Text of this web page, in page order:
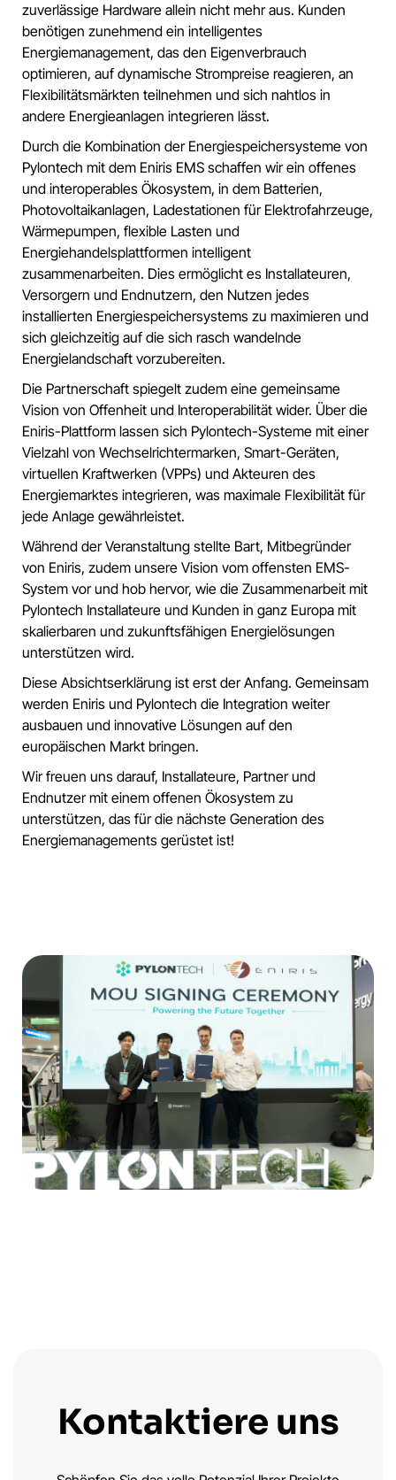
zuverlässige Hardware allein nicht mehr aus. Kunden
benötigen zunehmend ein intelligentes
Energiemanagement, das den Eigenverbrauch
optimieren, auf dynamische Strompreise reagieren, an
Flexibilitätsmärkten teilnehmen und sich nahtlos in
andere Energieanlagen integrieren lässt.
Durch die Kombination der Energiespeichersysteme von
Pylontech mit dem Eniris EMS schaffen wir ein offenes
und interoperables Ökosystem, in dem Batterien,
Photovoltaikanlagen, Ladestationen für Elektrofahrzeuge,
Wärmepumpen, flexible Lasten und
Energiehandelsplattformen intelligent
zusammenarbeiten. Dies ermöglicht es Installateuren,
Versorgern und Endnutzern, den Nutzen jedes
installierten Energiespeichersystems zu maximieren und
sich gleichzeitig auf die sich rasch wandelnde
Energielandschaft vorzubereiten.
Die Partnerschaft spiegelt zudem eine gemeinsame
Vision von Offenheit und Interoperabilität wider. Über die
Eniris-Plattform lassen sich Pylontech-Systeme mit einer
Vielzahl von Wechselrichtermarken, Smart-Geräten,
virtuellen Kraftwerken (VPPs) und Akteuren des
Energiemarktes integrieren, was maximale Flexibilität für
jede Anlage gewährleistet.
Während der Veranstaltung stellte Bart, Mitbegründer
von Eniris, zudem unsere Vision vom offensten EMS-
System vor und hob hervor, wie die Zusammenarbeit mit
Pylontech Installateure und Kunden in ganz Europa mit
skalierbaren und zukunftsfähigen Energielösungen
unterstützen wird.
Diese Absichtserklärung ist erst der Anfang. Gemeinsam
werden Eniris und Pylontech die Integration weiter
ausbauen und innovative Lösungen auf den
europäischen Markt bringen.
Wir freuen uns darauf, Installateure, Partner und
Endnutzer mit einem offenen Ökosystem zu
unterstützen, das für die nächste Generation des
Energiemanagements gerüstet ist!
Kontaktiere uns